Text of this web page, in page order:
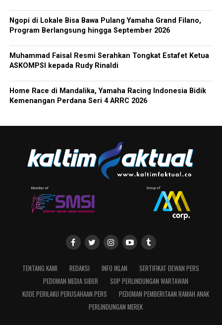
Ngopi di Lokale Bisa Bawa Pulang Yamaha Grand Filano,
Program Berlangsung hingga September 2026
Muhammad Faisal Resmi Serahkan Tongkat Estafet Ketua
ASKOMPSI kepada Rudy Rinaldi
Home Race di Mandalika, Yamaha Racing Indonesia Bidik
Kemenangan Perdana Seri 4 ARRC 2026
TENTANG KAMI REDAKSI INFO IKLAN
SERTIFIKAT DEWAN PERS
PEDOMAN MEDIA SIBER
SOP PERLINDUNGAN WARTAWAN
KODE PERILAKU PERUSAHAAN PERS
PEDOMAN PEMBERITAAN RAMAH ANAK
PERLINDUNGAN MEREK